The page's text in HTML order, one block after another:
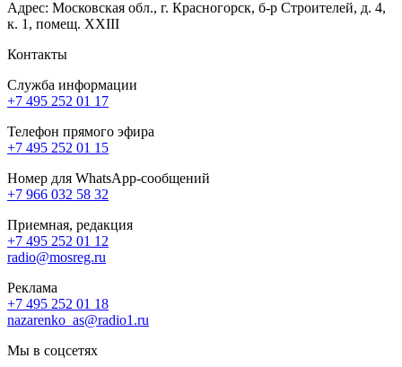
Адрес: Московская обл., г. Красногорск, б-р Строителей, д. 4,
к. 1, помещ. XXIII
Контакты
Служба информации
+7 495 252 01 17
Телефон прямого эфира
+7 495 252 01 15
Номер для WhatsApp-сообщений
+7 966 032 58 32
Приемная, редакция
+7 495 252 01 12
radio@mosreg.ru
Реклама
+7 495 252 01 18
nazarenko_as@radio1.ru
Мы в соцсетях